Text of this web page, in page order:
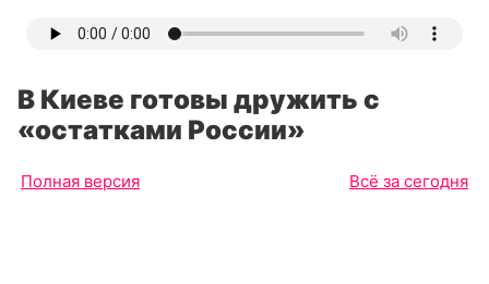
В Киеве готовы дружить с
«остатками России»
Полная версия Всё за сегодня